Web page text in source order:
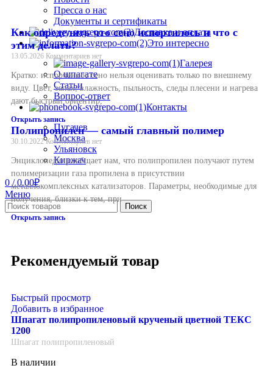
Пресса о нас
Документы и сертификаты
Доставка и оплата
Это интересно
Галерея
О шпагате
Статьи
Вопрос-ответ
Контакты
Пугачев
Москва
Ульяновск
Киржач
0/ 0.00₽
Меню
Поиск
Как определить что сено испортилось и что с
этим делать?
13.05.2026 Комментариев нет
Кратко: испорченное сено нельзя оценивать только по внешнему
виду. Цвет, запах, влажность, пыльность, следы плесени и нагрева
дают быстрый ориентир,
Открыть запись
Полипропилен — самый главный полимер
30.10.2022Комментариев нет
Энциклопедия сообщает нам, что полипропилен получают путем
полимеризации газа пропилена в присутствии
металлокомплексных катализаторов. Параметры, необходимые для
получения, близки к тем, при
Открыть запись
Рекомендуемый товар
Быстрый просмотр
Добавить в избранное
Шпагат полипропиленовый крученый цветной ТЕКС
1200
Шпагат полипропиленовый
В наличии